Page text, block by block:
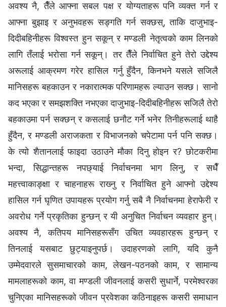
अवश्य नै, तैँले आफ्ना सबल पक्ष र योग्यताहरू पनि व्यक्त गर्न र
आफ्ना बुझाइ र अनुभवहरू सङ्गति गर्न सक्छस्, ताकि दाजुभाइ-
दिदीबहिनीहरू विश्‍वस्त हुन सकून् र मण्डली नेतृत्वको काम लिनको
लागि तँलाई भरोसा गर्न सकून्। तर तैँले निर्वाचित हुने तेरो उद्देश्य
अरूलाई आक्रमण गरेर हासिल गर्नु हुँदैन, किनभने यसले सजिलै
मानिसहरू बहकाउन र नकारात्मक परिणामहरू ल्याउन सक्छ। सानो
कद भएका र समझशक्ति नभएका दाजुभाइ-दिदीबहिनीहरू सजिलै तेरो
बहकाउमा पर्न सक्छन् र कसलाई छनौट गर्ने भनेर तिनीहरूलाई थाहै
हुँदैन, र मण्डली अराजकता र विभाजनको चपेटामा पर्न पनि सक्छ।
के त्यो शैतानलाई फाइदा उठाउने मौका दिनु होइन र? छोटकरीमा
भन्दा, सिद्धान्तहरू नपछ्याई निर्वाचनमा भाग लिनु, र सधैँ
महत्त्वाकाङ्क्षा र चाहनाहरू राख्‍नु र निर्वाचित हुने आफ्नो उद्देश्य
हासिल गर्न घृणित उपायहरू प्रयोग गर्नु सबै नै निर्वाचनमा हेराफेरी र
अवरोध गर्ने प्रकृतिका हुन्छन् र यी अनुचित निर्वाचन व्यवहार हुन्।
अवश्य नै, कतिपय मानिसहरूसँग उचित व्यवहारहरू हुन्छन् र
तिनलाई यसबाट छुट्याइनुपर्छ। उदाहरणको लागि, यदि कुनै
उम्मेदवारले सुसमाचारको काम, लेखन-पठनको काम, र सामान्य
मामलाहरूको काम, वा मण्डली जीवनलाई कसरी सुधार्ने, परमेश्‍वरका
चुनिएका मानिसहरूको जीवन प्रवेशका कठिनाइहरू कसरी समाधान